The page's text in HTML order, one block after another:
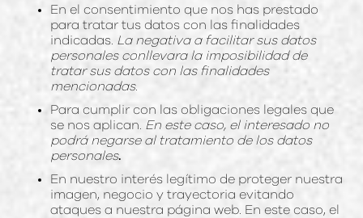
En el consentimiento que nos has prestado
para tratar tus datos con las finalidades
indicadas. La negativa a facilitar sus datos
personales conllevara la imposibilidad de
tratar sus datos con las finalidades
mencionadas.
Para cumplir con las obligaciones legales que
se nos aplican. En este caso, el interesado no
podrá negarse al tratamiento de los datos
personales.
En nuestro interés legítimo de proteger nuestra
imagen, negocio y trayectoria evitando
ataques a nuestra página web. En este caso, el